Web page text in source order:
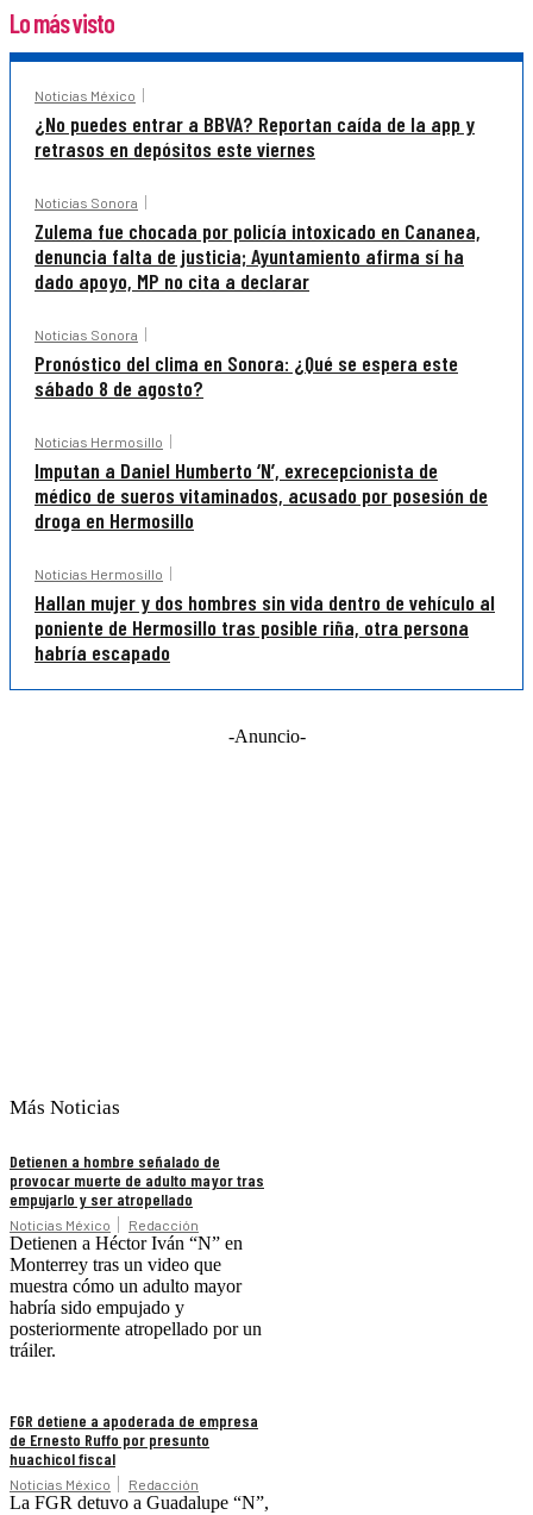
Lo más visto
Noticias México
¿No puedes entrar a BBVA? Reportan caída de la app y
retrasos en depósitos este viernes
Noticias Sonora
Zulema fue chocada por policía intoxicado en Cananea,
denuncia falta de justicia; Ayuntamiento afirma sí ha
dado apoyo, MP no cita a declarar
Noticias Sonora
Pronóstico del clima en Sonora: ¿Qué se espera este
sábado 8 de agosto?
Noticias Hermosillo
Imputan a Daniel Humberto ‘N’, exrecepcionista de
médico de sueros vitaminados, acusado por posesión de
droga en Hermosillo
Noticias Hermosillo
Hallan mujer y dos hombres sin vida dentro de vehículo al
poniente de Hermosillo tras posible riña, otra persona
habría escapado
-Anuncio-
Más Noticias
Detienen a hombre señalado de
provocar muerte de adulto mayor tras
empujarlo y ser atropellado
Noticias México Redacción
Detienen a Héctor Iván “N” en
Monterrey tras un video que
muestra cómo un adulto mayor
habría sido empujado y
posteriormente atropellado por un
tráiler.
FGR detiene a apoderada de empresa
de Ernesto Ruffo por presunto
huachicol fiscal
Noticias México Redacción
La FGR detuvo a Guadalupe “N”,